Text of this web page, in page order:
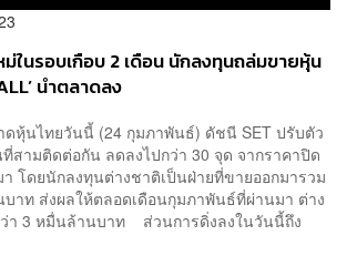
ในรอบเกือบ 2 เดือน นักลงทุนถล่มขายหุ้น
นำตลาดลง
ดหุ้นไทยวันนี้ (24 กุมภาพันธ์) ดัชนี SET ปรับตัว
สามติดต่อกัน ลดลงไปกว่า 30 จุด จากราคาปิด
โดยนักลงทุนต่างชาติเป็นฝ่ายที่ขายออกมารวม
าท ส่งผลให้ตลอดเดือนกุมภาพันธ์ที่ผ่านมา ต่าง
า 3 หมื่นล้านบาท ส่วนการดิ่งลงในวันนี้ถึง